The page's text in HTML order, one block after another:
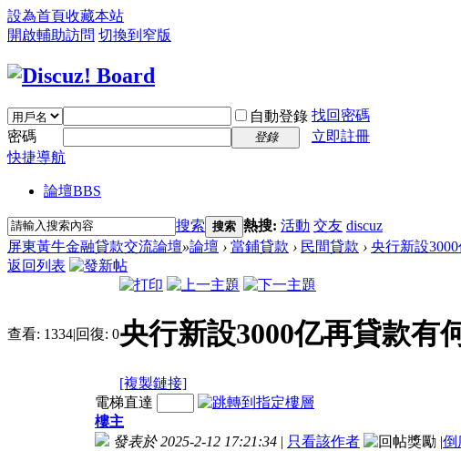
設為首頁收藏本站
開啟輔助訪問 切換到窄版
自動登錄 找回密碼
密碼
登錄
立即註冊
快捷導航
論壇BBS
搜索 搜索 熱搜: 活動 交友 discuz
屏東黃牛金融貸款交流論壇»論壇 › 當鋪貸款 › 民間貸款 › 央行新設
返回列表
查看: 1334|回復: 0央行新設3000亿再貸款有
[複製鏈接]
電梯直達
樓主
發表於 2025-2-12 17:21:34 | 只看該作者 |倒